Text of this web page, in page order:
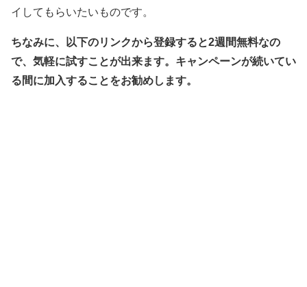
イしてもらいたいものです。
ちなみに、以下のリンクから登録すると2週間無料なの
で、気軽に試すことが出来ます。キャンペーンが続いてい
る間に加入することをお勧めします。